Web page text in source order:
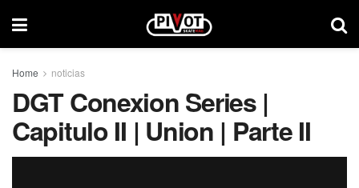
Home noticias
DGT Conexion Series |
Capitulo II | Union | Parte II